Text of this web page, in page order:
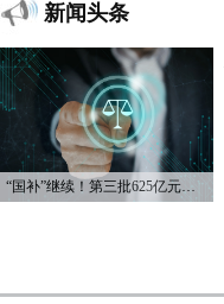
新闻头条
“国补”继续！第三批625亿元资金已下达